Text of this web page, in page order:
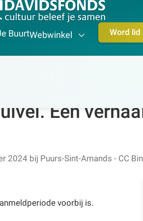
BuurtWebwinkel Word lid
Een
2024 bij Puurs-Sint-Amands - CC
voorbij is.